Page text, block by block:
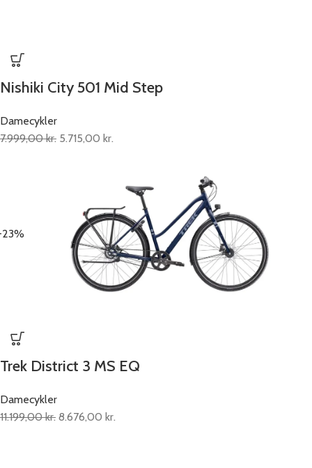
Nishiki City 501 Mid Step
Damecykler
7.999,00kr. 5.715,00 kr.
Trek District 3 MS EQ
Damecykler
11.199,00kr. 8.676,00 kr.